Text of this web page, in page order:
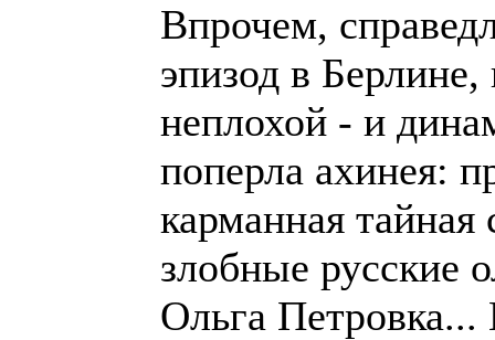
Впрочем,
эпизод в
неплохой - и
поперла ахинея:
карманная тайная
злобные русские
Ольга Петровка...